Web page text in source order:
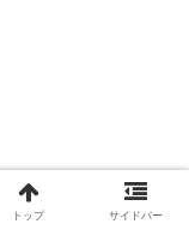
トップ サイドバー